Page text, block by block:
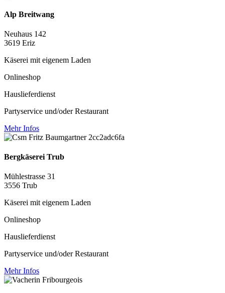
Alp Breitwang
Neuhaus 142
3619 Eriz
Käserei mit eigenem Laden
Onlineshop
Hauslieferdienst
Partyservice und/oder Restaurant
Mehr Infos
Bergkäserei Trub
Mühlestrasse 31
3556 Trub
Käserei mit eigenem Laden
Onlineshop
Hauslieferdienst
Partyservice und/oder Restaurant
Mehr Infos